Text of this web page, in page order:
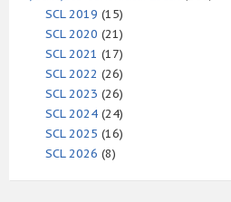
SCL 2019 (15)
SCL 2020 (21)
SCL 2021 (17)
SCL 2022 (26)
SCL 2023 (26)
SCL 2024 (24)
SCL 2025 (16)
SCL 2026 (8)